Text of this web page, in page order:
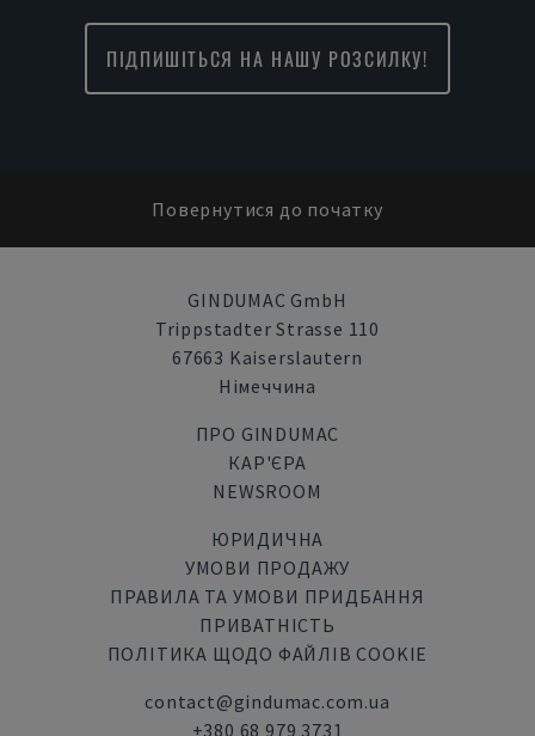
ПІДПИШІТЬСЯ НА НАШУ РОЗСИЛКУ!
Повернутися до початку
GINDUMAC GmbH
Trippstadter Strasse 110
67663 Kaiserslautern
Німеччина
ПРО GINDUMAC
КАР'ЄРА
NEWSROOM
ЮРИДИЧНА
УМОВИ ПРОДАЖУ
ПРАВИЛА ТА УМОВИ ПРИДБАННЯ
ПРИВАТНІСТЬ
ПОЛІТИКА ЩОДО ФАЙЛІВ COOKIE
contact@gindumac.com.ua
+380 68 979 3731